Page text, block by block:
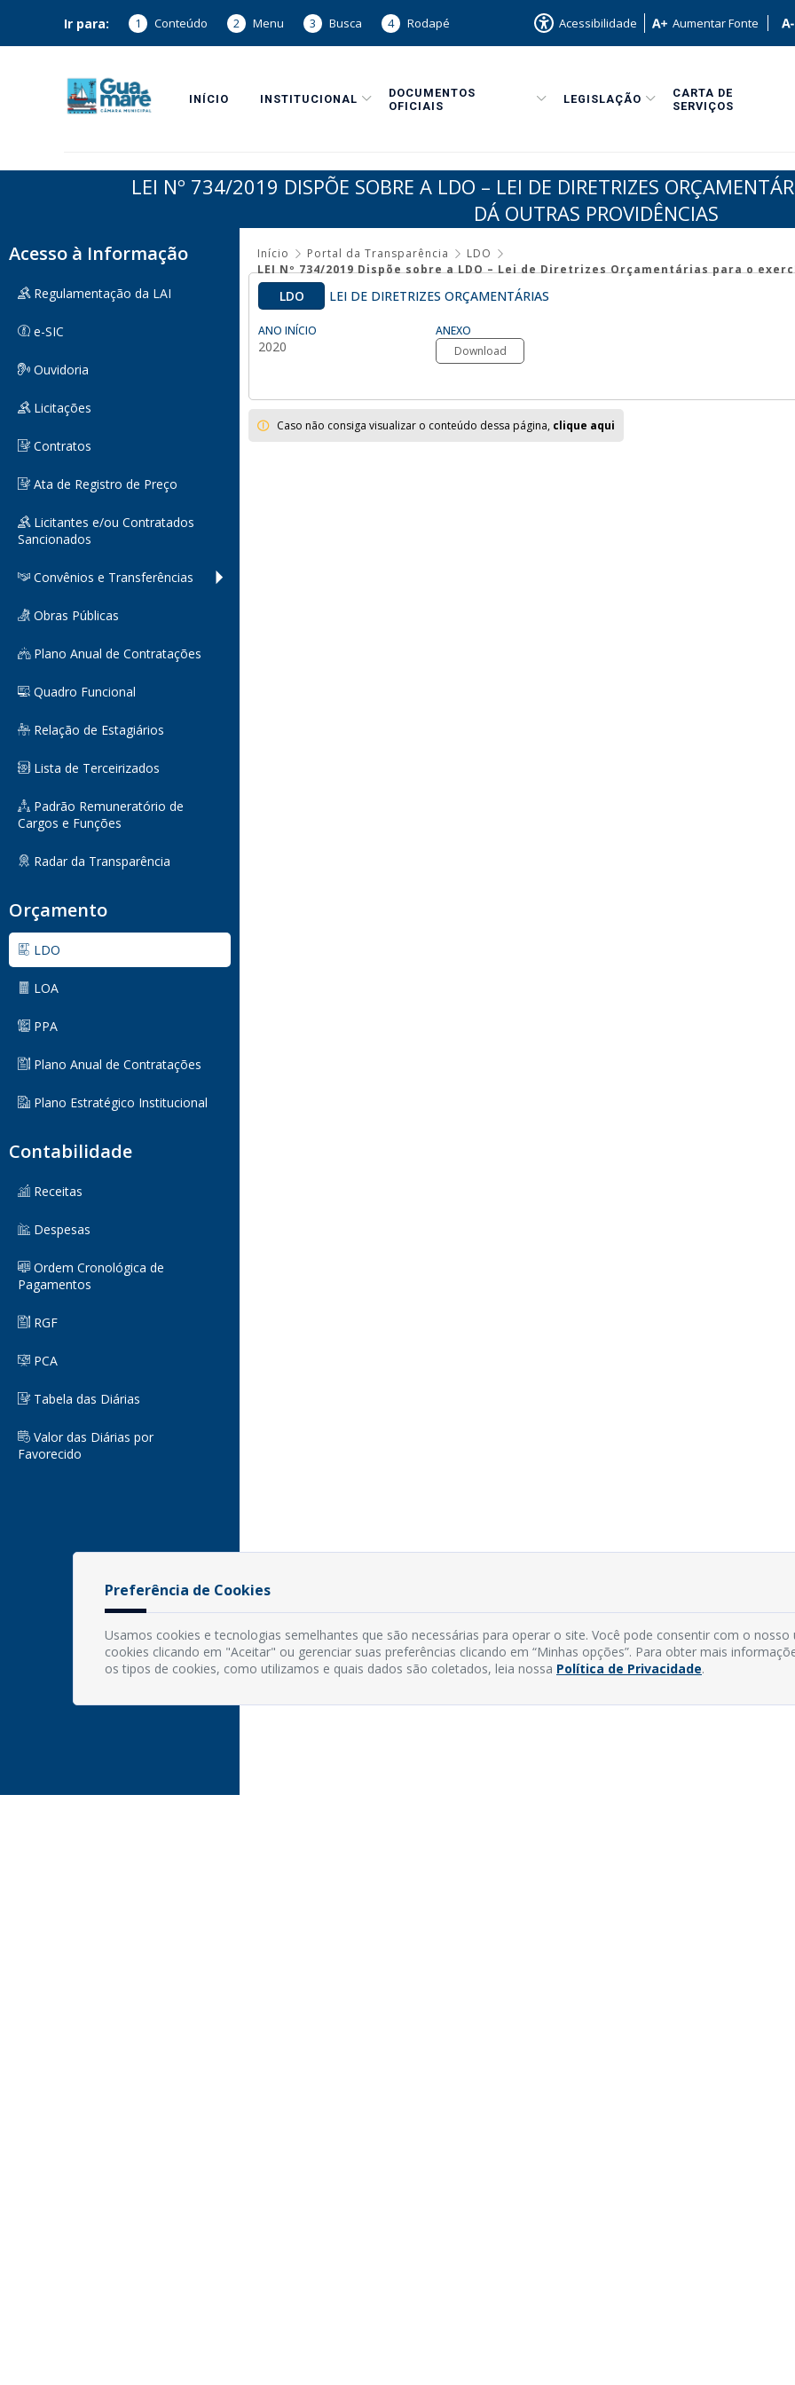
Ir para: 1 Conteúdo 2 Menu 3 Busca 4 Rodapé Acessibilidade Aumentar Fonte
INÍCIO INSTITUCIONAL
DOCUMENTOS
OFICIAIS
LEGISLAÇÃO
CARTA DE
SERVIÇOS
LEI Nº 734/2019 DISPÕE SOBRE A LDO – LEI DE DIRETRIZES
DÁ OUTRAS PROVIDÊNCIAS
Início Portal da Transparência
LDO
LEI Nº 734/2019 Dispõe sobre a LDO – Lei de Diretrizes Orçamentárias para o
Acesso à Informação
Regulamentação da LAI
e-SIC
Ouvidoria
Licitações
Contratos
Ata de Registro de Preço
Licitantes e/ou Contratados
Sancionados
Convênios e Transferências
Obras Públicas
Plano Anual de Contratações
Quadro Funcional
Relação de Estagiários
Lista de Terceirizados
Padrão Remuneratório de
Cargos e Funções
Radar da Transparência
Orçamento
LDO
LOA
PPA
Plano Anual de Contratações
Plano Estratégico Institucional
Contabilidade
Receitas
Despesas
Ordem Cronológica de
Pagamentos
RGF
PCA
Tabela das Diárias
Valor das Diárias por
Favorecido
LDO LEI DE DIRETRIZES ORÇAMENTÁRIAS
ANO INÍCIO
2020
ANEXO
Download
Caso não consiga visualizar o conteúdo dessa página, clique aqui
Preferência de Cookies
Usamos cookies e tecnologias semelhantes que são necessárias para operar o site. Você pode consentir com o nosso
cookies clicando em "Aceitar" ou gerenciar suas preferências clicando em “Minhas opções”. Para obter mais
os tipos de cookies, como utilizamos e quais dados são coletados, leia nossa Política de Privacidade.